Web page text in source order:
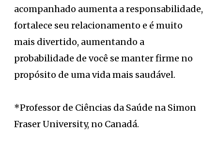
acompanhado aumenta a responsabilidade,
fortalece seu relacionamento e é muito
mais divertido, aumentando a
probabilidade de você se manter firme no
propósito de uma vida mais saudável.
*Professor de Ciências da Saúde na Simon
Fraser University, no Canadá.